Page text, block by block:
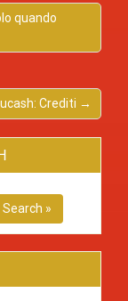
quando
Crediti →
Search »